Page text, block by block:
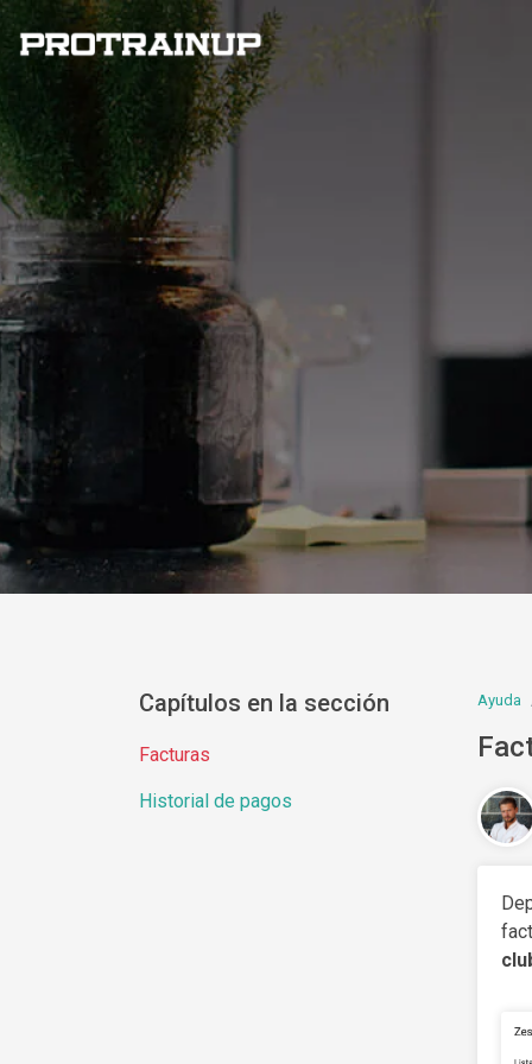
Capítulos en la sección
Facturas
Historial de pagos
Ayuda